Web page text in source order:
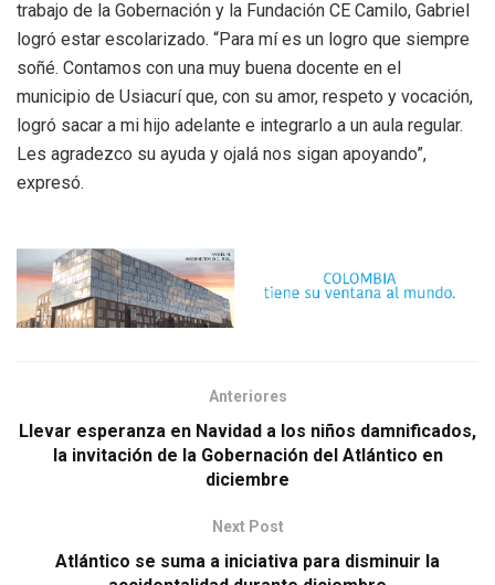
trabajo de la Gobernación y la Fundación CE Camilo, Gabriel
logró estar escolarizado. “Para mí es un logro que siempre
soñé. Contamos con una muy buena docente en el
municipio de Usiacurí que, con su amor, respeto y vocación,
logró sacar a mi hijo adelante e integrarlo a un aula regular.
Les agradezco su ayuda y ojalá nos sigan apoyando”,
expresó.
Anteriores
Llevar esperanza en Navidad a los niños damnificados,
la invitación de la Gobernación del Atlántico en
diciembre
Next Post
Atlántico se suma a iniciativa para disminuir la